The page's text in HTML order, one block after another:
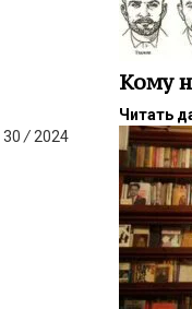
Кому
Читать
30 / 2024